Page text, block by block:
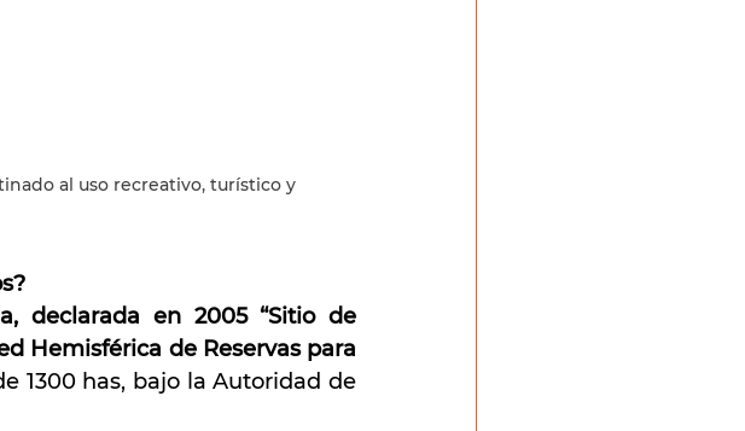
al uso recreativo, turístico y
declarada en 2005 “Sitio de
Hemisférica de Reservas para
1300 has, bajo la Autoridad de